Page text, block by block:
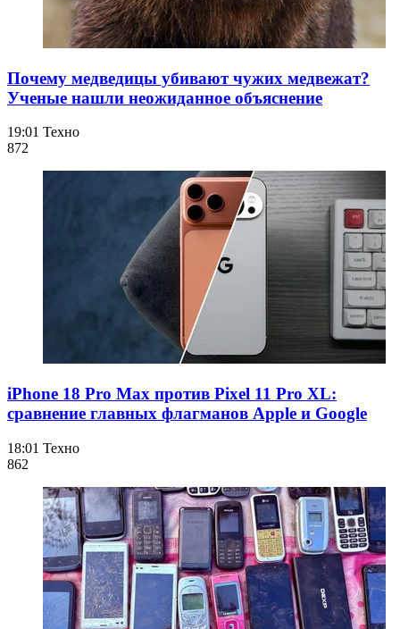
Почему медведицы убивают чужих медвежат?
Ученые нашли неожиданное объяснение
19:01 Техно
872
iPhone 18 Pro Max против Pixel 11 Pro XL:
сравнение главных флагманов Apple и Google
18:01 Техно
862